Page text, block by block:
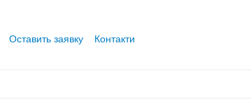
Оставить заявку Контакти